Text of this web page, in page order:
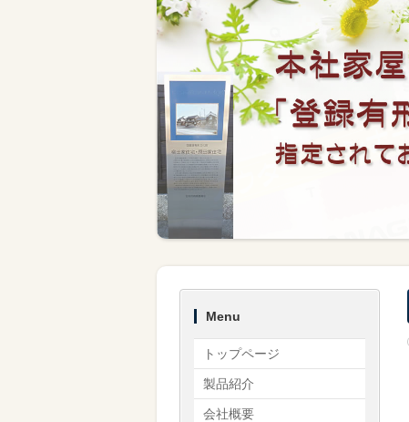
Menu
トップページ
製品紹介
会社概要